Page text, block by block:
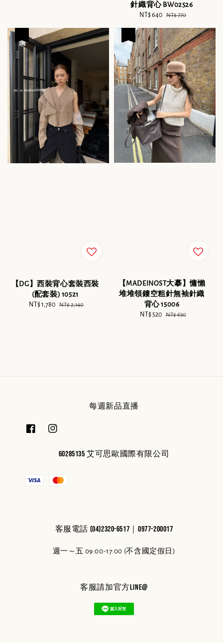
針織背心 BW02526
Sale
NT$ 640 Regular
NT$ 770
【DG】西裝背心套裝西裝
(配套裝) 10521
Sale
NT$ 1,780 Regular
NT$ 2,140
【MADEINOST大摹】慵懶
堆堆領鏤空粗針無袖針織
背心 15006
Sale
NT$ 520 Regular
NT$ 630
每週新品直播
60285135 艾可思歐國際有限公司
客服電話 (04)2320-6517｜0977-200017
週一～五 09:00-17:00 (不含國定假日)
客服請加官方line@